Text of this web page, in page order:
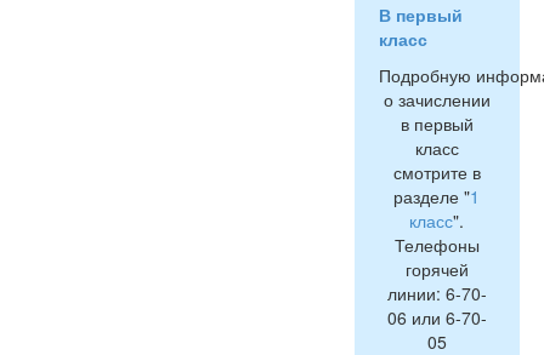
В первый
класс
Подробную
о зачислении
в первый
класс
смотрите в
разделе "1
класс".
Телефоны
горячей
линии: 6-70-
06 или 6-70-
05